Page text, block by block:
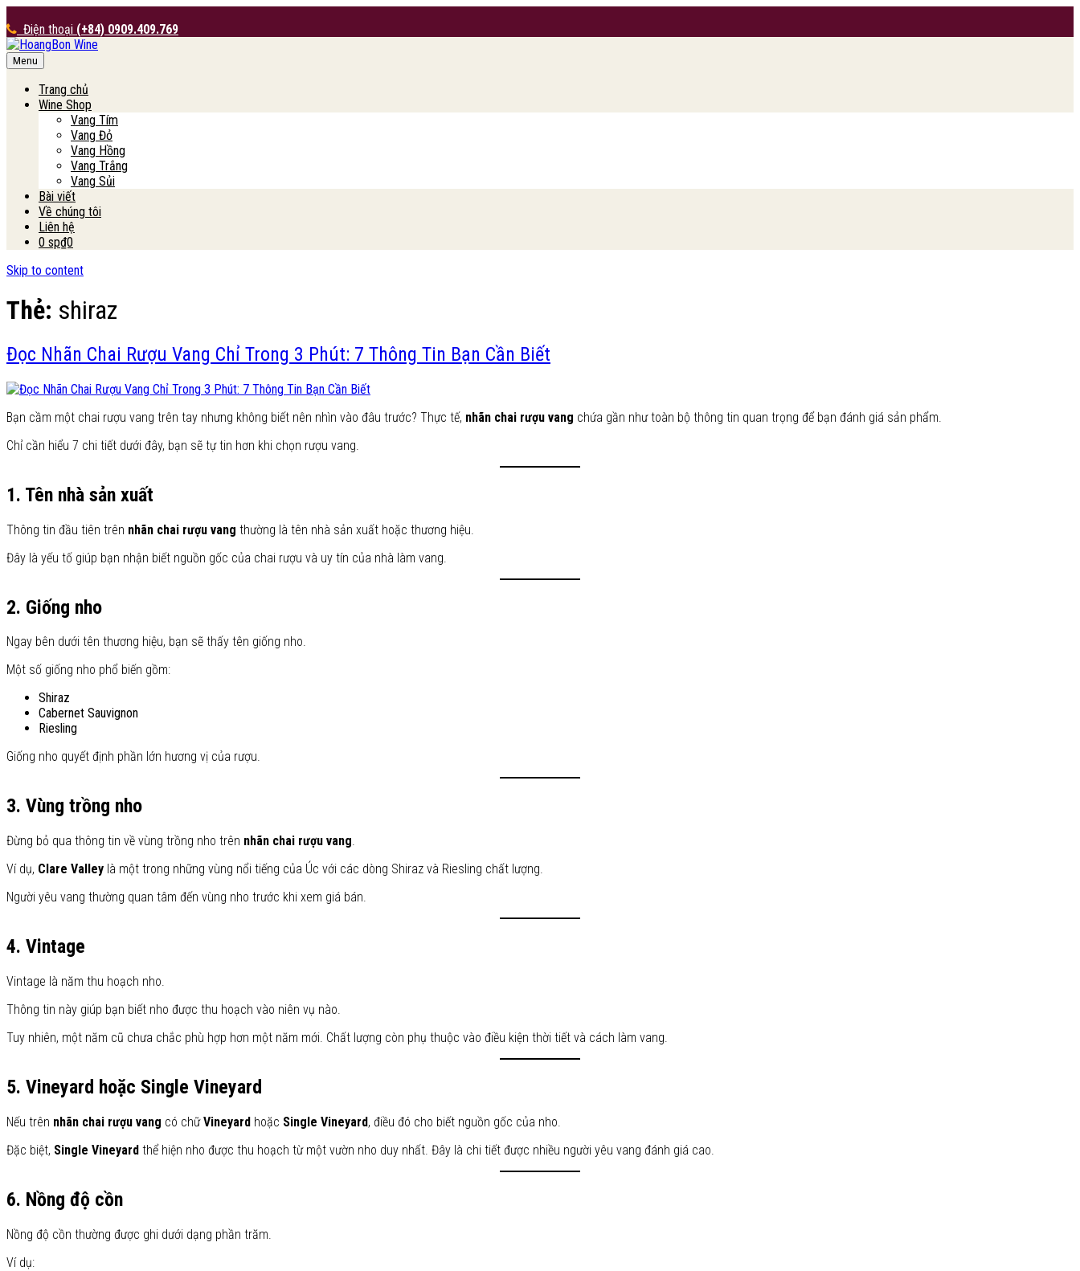
Điện thoại (+84) 0909.409.769
HoangBon Wine
Menu
Trang chủ
Wine Shop
Vang Tím
Vang Đỏ
Vang Hồng
Vang Trắng
Vang Sủi
Bài viết
Về chúng tôi
Liên hệ
0 sp₫0
Skip to content
Thẻ: shiraz
Đọc Nhãn Chai Rượu Vang Chỉ Trong 3 Phút: 7 Thông Tin Bạn Cần Biết
Bạn cầm một chai rượu vang trên tay nhưng không biết nên nhìn vào đâu trước? Thực tế, nhãn chai rượu vang chứa gần như toàn bộ thông tin quan trọng để bạn đánh giá sản phẩm.
Chỉ cần hiểu 7 chi tiết dưới đây, bạn sẽ tự tin hơn khi chọn rượu vang.
1. Tên nhà sản xuất
Thông tin đầu tiên trên nhãn chai rượu vang thường là tên nhà sản xuất hoặc thương hiệu.
Đây là yếu tố giúp bạn nhận biết nguồn gốc của chai rượu và uy tín của nhà làm vang.
2. Giống nho
Ngay bên dưới tên thương hiệu, bạn sẽ thấy tên giống nho.
Một số giống nho phổ biến gồm:
Shiraz
Cabernet Sauvignon
Riesling
Giống nho quyết định phần lớn hương vị của rượu.
3. Vùng trồng nho
Đừng bỏ qua thông tin về vùng trồng nho trên nhãn chai rượu vang.
Ví dụ, Clare Valley là một trong những vùng nổi tiếng của Úc với các dòng Shiraz và Riesling chất lượng.
Người yêu vang thường quan tâm đến vùng nho trước khi xem giá bán.
4. Vintage
Vintage là năm thu hoạch nho.
Thông tin này giúp bạn biết nho được thu hoạch vào niên vụ nào.
Tuy nhiên, một năm cũ chưa chắc phù hợp hơn một năm mới. Chất lượng còn phụ thuộc vào điều kiện thời tiết và cách làm vang.
5. Vineyard hoặc Single Vineyard
Nếu trên nhãn chai rượu vang có chữVineyard hoặc Single Vineyard, điều đó cho biết nguồn gốc của nho.
Đặc biệt, Single Vineyard thể hiện nho được thu hoạch từ một vườn nho duy nhất. Đây là chi tiết được nhiều người yêu vang đánh giá cao.
6. Nồng độ cồn
Nồng độ cồn thường được ghi dưới dạng phần trăm.
Ví dụ: